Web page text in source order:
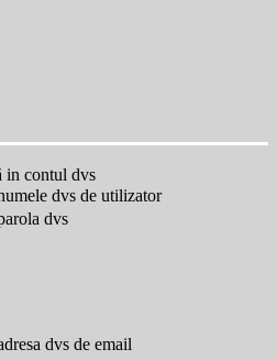
in contul dvs
dvs de utilizator
dvs
dvs de email